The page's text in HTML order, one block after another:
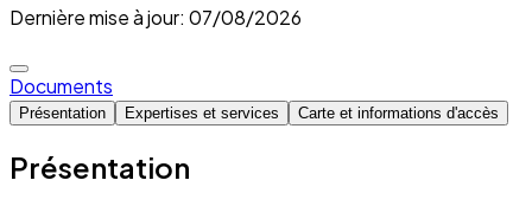
Dernière mise à jour: 07/08/2026
Documents
Présentation Expertises et services Carte et informations d'accès
Présentation